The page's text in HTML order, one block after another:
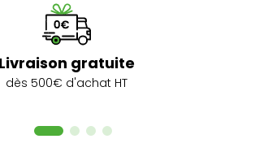
Livraison gratuite
dès 500€ d'achat HT